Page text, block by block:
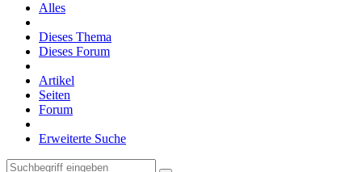
Alles
Dieses Thema
Dieses Forum
Artikel
Seiten
Forum
Erweiterte Suche